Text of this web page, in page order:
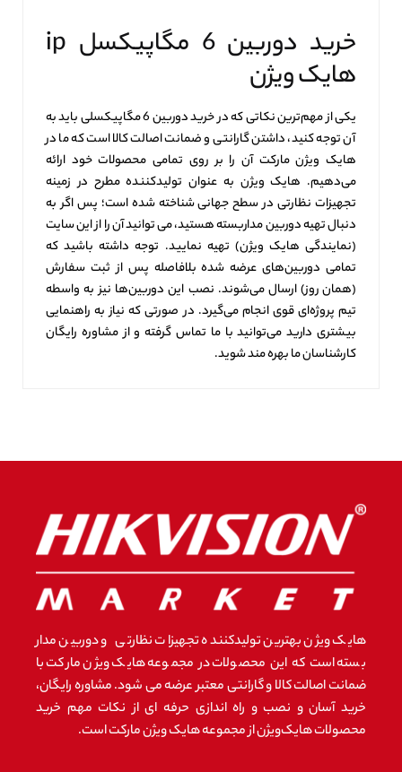
خرید دوربین 6 مگاپیکسل ip
هایک ویژن
یکی از مهم‌ترین نکاتی که در خرید دوربین 6 مگاپیکسلی باید به
آن توجه کنید، داشتن گارانتی و ضمانت اصالت کالا است که ما در
هایک ویژن مارکت آن را بر روی تمامی محصولات خود ارائه
می‌دهیم. هایک ویژن به عنوان تولیدکننده مطرح در زمینه
تجهیزات نظارتی در سطح جهانی شناخته شده است؛ پس اگر به
دنبال تهیه دوربین مداربسته هستید، می توانید آن را از این سایت
(نمایندگی هایک ویژن) تهیه نمایید. توجه داشته باشید که
تمامی دوربین‌های عرضه شده بلافاصله پس از ثبت سفارش
(همان روز) ارسال می‌شوند. نصب این دوربین‌ها نیز به واسطه
تیم پروژه‌ای قوی انجام می‌گیرد. در صورتی که نیاز به راهنمایی
بیشتری دارید می‌توانید با ما تماس گرفته و از مشاوره رایگان
کارشناسان ما بهره مند شوید.
هایک ویژن بهترین تولیدکننده تجهیزات نظارتی و دوربین مدار
بسته است که این محصولات در مجموعه هایک ویژن مارکت با
ضمانت اصالت کالا و گارانتی معتبر عرضه می شود. مشاوره رایگان،
خرید آسان و نصب و راه اندازی حرفه ای از نکات مهم خرید
محصولات هایک‌ویژن از مجموعه هایک ویژن مارکت است.